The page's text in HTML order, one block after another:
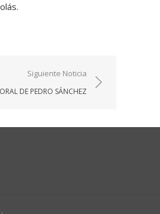
Siguiente Noticia
DE PEDRO SÁNCHEZ